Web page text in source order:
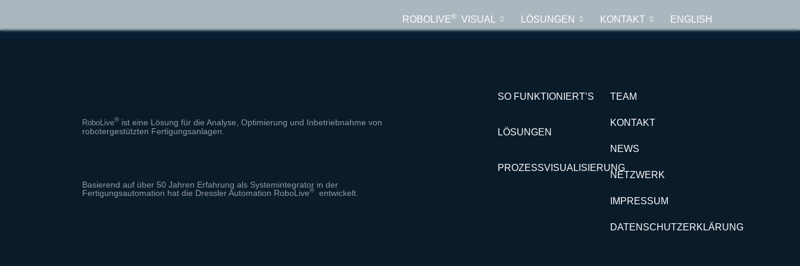
ROBOLIVE®VISUAL LÖSUNGEN KONTAKT ENGLISH
RoboLive® ist eine Lösung für die Analyse, Optimierung und Inbetriebnahme von
robotergestützten Fertigungsanlagen.
Basierend auf über 50 Jahren Erfahrung als Systemintegrator in der
Fertigungsautomation hat die Dressler Automation RoboLive®entwickelt.
SO FUNKTIONIERT’S
LÖSUNGEN
PROZESSVISUALISIERUNG
TEAM
KONTAKT
NEWS
NETZWERK
IMPRESSUM
DATENSCHUTZERKLÄRUNG